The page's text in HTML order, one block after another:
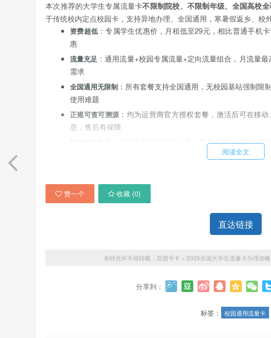
本次推荐的大学生专属流量卡不限制院校、不限制年级、全国高校
于传统校内定点校园卡，支持异地办理、全国通用，寒暑假返乡、校
资费超低 ：专属学生优惠价，月租低至29元，相比普通手机
惠
流量充足 ：通用流量+校园专属流量+定向流量组合，月流量
需求
全国通用无限制 ：所有套餐支持全国通用，无校园基站强制
使用难题
正规可查可溯源 ：均为运营商官方授权套餐，激活后可在移
息，售后有保障
：部分套餐赠送视频会员、音乐会员、校园宽带
二、全国各城市高校适配名单+专属流量卡套餐推荐
以下整理全国主流省市核心高校适配套餐，所有套餐本地高校、异
1、北京市（适配全部北京高校）
：北京大学、清华大学、中国人民大学、北京航空航天
阅读全文
赞一个 收藏 (0)
直达链接
未经允许不得转载： 百团号卡 » 2026全国大学生流量卡办理攻
分享到：
标签： 校园通用流量卡